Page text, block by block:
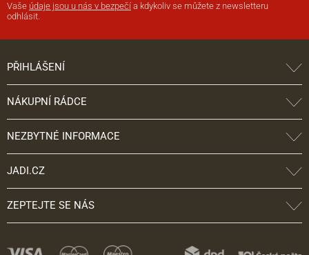
Vaše údaje jsou u nás v bezpečí a kdykoliv se můžete z newsletteru
odhlásit.
PŘIHLÁŠENÍ
NÁKUPNÍ RÁDCE
NEZBYTNÉ INFORMACE
JADI.CZ
ZEPTEJTE SE NÁS